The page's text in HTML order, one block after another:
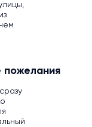
пожелания